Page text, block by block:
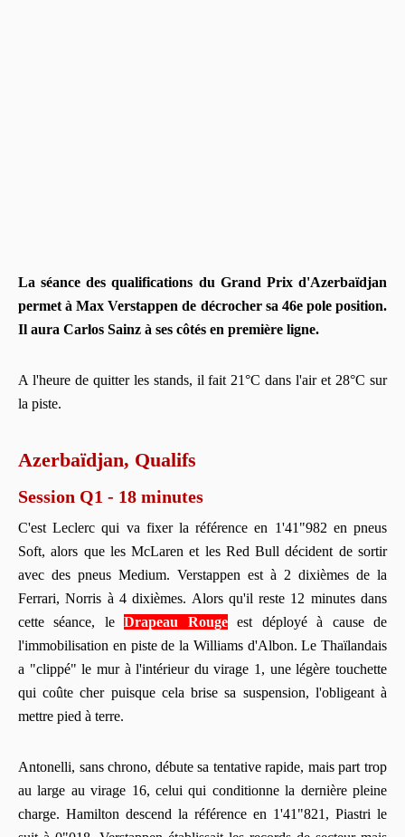
La séance des qualifications du Grand Prix d'Azerbaïdjan
permet à Max Verstappen de décrocher sa 46e pole position.
Il aura Carlos Sainz à ses côtés en première ligne.
A l'heure de quitter les stands, il fait 21°C dans l'air et 28°C sur
la piste.
Azerbaïdjan, Qualifs
Session Q1 - 18 minutes
C'est Leclerc qui va fixer la référence en 1'41"982 en pneus
Soft, alors que les McLaren et les Red Bull décident de sortir
avec des pneus Medium. Verstappen est à 2 dixièmes de la
Ferrari, Norris à 4 dixièmes. Alors qu'il reste 12 minutes dans
cette séance, leDrapeau Rougeest déployé à cause de
l'immobilisation en piste de la Williams d'Albon. Le Thaïlandais
a "clippé" le mur à l'intérieur du virage 1, une légère touchette
qui coûte cher puisque cela brise sa suspension, l'obligeant à
mettre pied à terre.
Antonelli, sans chrono, débute sa tentative rapide, mais part trop
au large au virage 16, celui qui conditionne la dernière pleine
charge. Hamilton descend la référence en 1'41"821, Piastri le